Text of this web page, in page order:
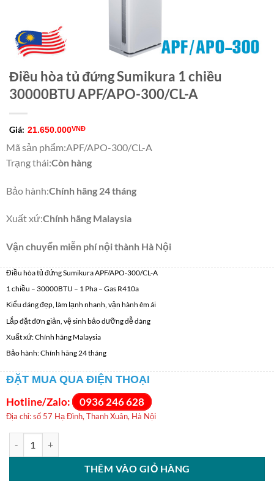
Điều hòa tủ đứng Sumikura 1 chiều
30000BTU APF/APO-300/CL-A
Giá: 21.650.000VNĐ
Mã sản phẩm:APF/APO-300/CL-A
Trạng thái:Còn hàng
Bảo hành:Chính hãng 24 tháng
Xuất xứ:Chính hãng Malaysia
Vận chuyển miễn phí nội thành Hà Nội
Điều hòa tủ đứng Sumikura APF/APO-300/CL-A
1 chiều – 30000BTU – 1 Pha – Gas R410a
Kiểu dáng đẹp, làm lạnh nhanh, vận hành êm ái
Lắp đặt đơn giản, vệ sinh bảo dưỡng dễ dàng
Xuất xứ: Chính hãng Malaysia
Bảo hành: Chính hãng 24 tháng
ĐẶT MUA QUA ĐIỆN THOẠI
Hotline/Zalo: 0936 246 628
Địa chỉ: số 57 Hạ Đình, Thanh Xuân, Hà Nội
THÊM VÀO GIỎ HÀNG